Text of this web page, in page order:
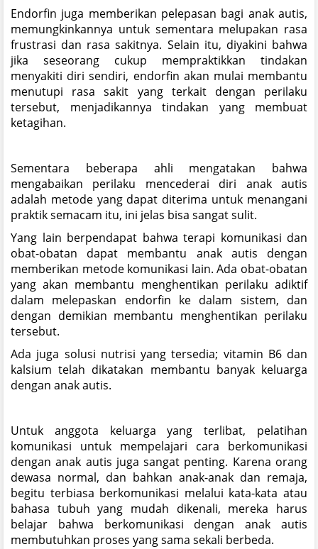
Endorfin juga memberikan pelepasan bagi anak autis,
memungkinkannya untuk sementara melupakan rasa
frustrasi dan rasa sakitnya. Selain itu, diyakini bahwa
jika seseorang cukup mempraktikkan tindakan
menyakiti diri sendiri, endorfin akan mulai membantu
menutupi rasa sakit yang terkait dengan perilaku
tersebut, menjadikannya tindakan yang membuat
ketagihan.
Sementara beberapa ahli mengatakan bahwa
mengabaikan perilaku mencederai diri anak autis
adalah metode yang dapat diterima untuk menangani
praktik semacam itu, ini jelas bisa sangat sulit.
Yang lain berpendapat bahwa terapi komunikasi dan
obat-obatan dapat membantu anak autis dengan
memberikan metode komunikasi lain. Ada obat-obatan
yang akan membantu menghentikan perilaku adiktif
dalam melepaskan endorfin ke dalam sistem, dan
dengan demikian membantu menghentikan perilaku
tersebut.
Ada juga solusi nutrisi yang tersedia; vitamin B6 dan
kalsium telah dikatakan membantu banyak keluarga
dengan anak autis.
Untuk anggota keluarga yang terlibat, pelatihan
komunikasi untuk mempelajari cara berkomunikasi
dengan anak autis juga sangat penting. Karena orang
dewasa normal, dan bahkan anak-anak dan remaja,
begitu terbiasa berkomunikasi melalui kata-kata atau
bahasa tubuh yang mudah dikenali, mereka harus
belajar bahwa berkomunikasi dengan anak autis
membutuhkan proses yang sama sekali berbeda.